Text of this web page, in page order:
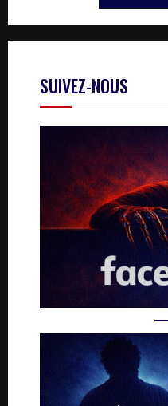
SUIVEZ-NOUS